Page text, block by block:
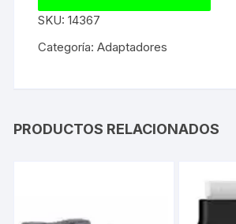
SKU:14367
Categoría:Adaptadores
PRODUCTOS RELACIONADOS